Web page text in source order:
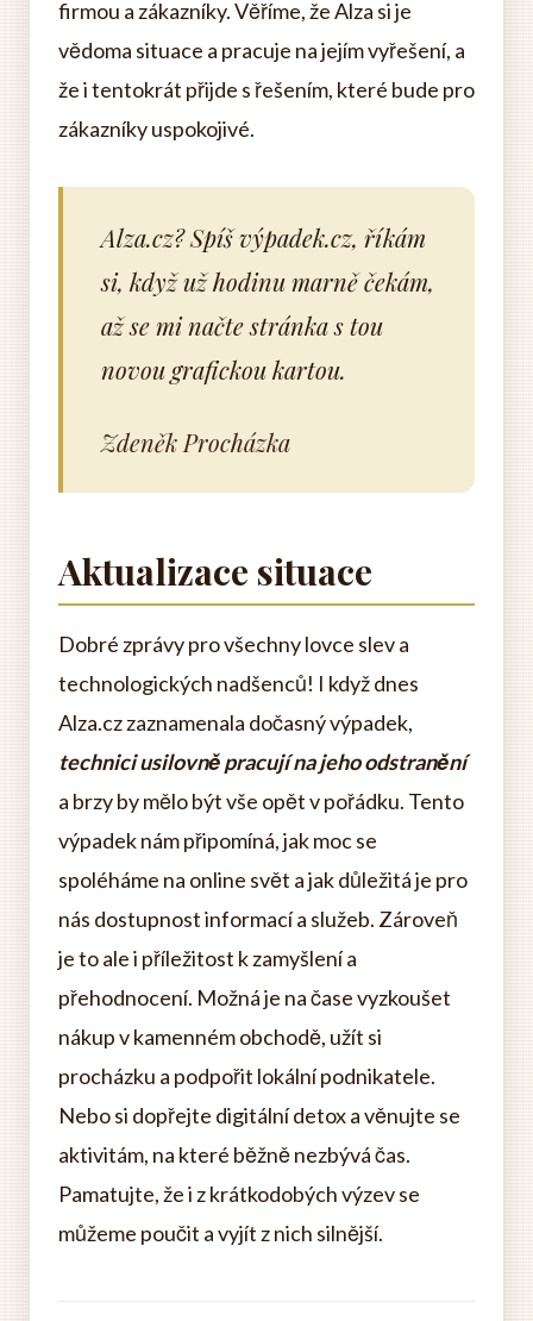
firmou a zákazníky. Věříme, že Alza si je
vědoma situace a pracuje na jejím vyřešení, a
že i tentokrát přijde s řešením, které bude pro
zákazníky uspokojivé.
Alza.cz? Spíš výpadek.cz, říkám
si, když už hodinu marně čekám,
až se mi načte stránka s tou
novou grafickou kartou.
Zdeněk Procházka
Aktualizace situace
Dobré zprávy pro všechny lovce slev a
technologických nadšenců! I když dnes
Alza.cz zaznamenala dočasný výpadek,
technici usilovně pracují na jeho odstranění
a brzy by mělo být vše opět v pořádku. Tento
výpadek nám připomíná, jak moc se
spoléháme na online svět a jak důležitá je pro
nás dostupnost informací a služeb. Zároveň
je to ale i příležitost k zamyšlení a
přehodnocení. Možná je na čase vyzkoušet
nákup v kamenném obchodě, užít si
procházku a podpořit lokální podnikatele.
Nebo si dopřejte digitální detox a věnujte se
aktivitám, na které běžně nezbývá čas.
Pamatujte, že i z krátkodobých výzev se
můžeme poučit a vyjít z nich silnější.